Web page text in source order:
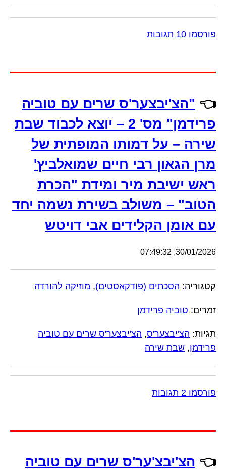
פורסמו 10 תגובות
👈 "הצ'יבצער'ס שרים עם טוביה
פרידמן" מס' 2 – יוצא לכבוד שבת
שירה – על דמותו המופתית של
מרן הגאון רבי חיים שמואלביץ'
ראש ישיבת מיר ומידת "הכרת
הטוב" – משולב בשירת נשמה יחד
עם אומן הקלידים אבי דויטש
30/01/2026, 07:49:32
קטגוריה: הסכתים (פודקאסטים), מוזיקה להורדה
זמרים: טוביה פרידמן
תגיות: הצ'יבצער'ס, הצ'יבצער'ס שרים עם טוביה
פרידמן, שבת שירה
פורסמו 2 תגובות
👈 הצ'יבצ'ער'ס שרים עם טוביה